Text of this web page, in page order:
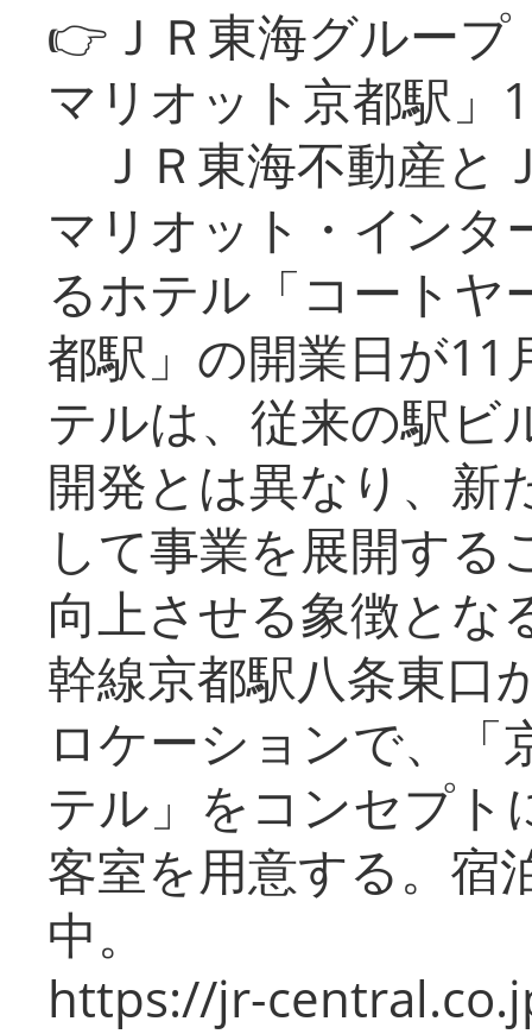
👉ＪＲ東海グルー
マリオット京都駅」
ＪＲ東海不動産と
マリオット・インタ
るホテル「コートヤ
都駅」の開業日が11
テルは、従来の駅ビ
開発とは異なり、新
して事業を展開する
向上させる象徴とな
幹線京都駅八条東口
ロケーションで、「
テル」をコンセプト
客室を用意する。宿
中。
https://jr-